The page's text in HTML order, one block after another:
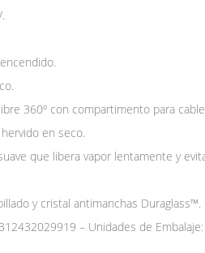
360º con compartimento para
en seco.
que libera vapor lentamente y
y cristal antimanchas Duraglass™.
– Unidades de